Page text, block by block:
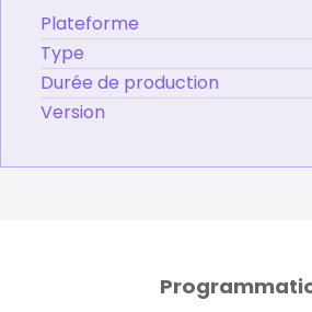
Plateforme
Type
Durée de production
Version